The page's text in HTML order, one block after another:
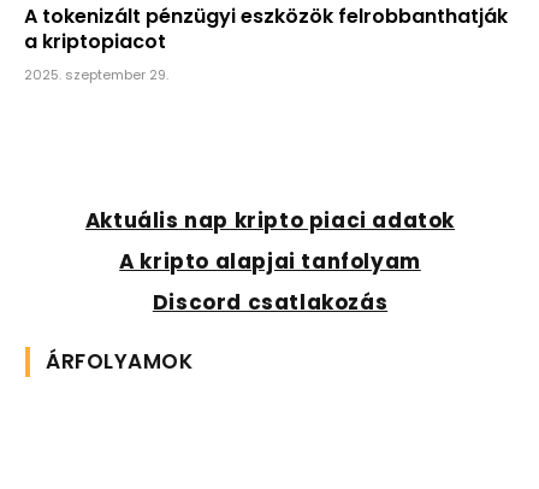
A tokenizált pénzügyi eszközök felrobbanthatják
a kriptopiacot
2025. szeptember 29.
Aktuális nap kripto piaci adatok
A kripto alapjai tanfolyam
Discord csatlakozás
ÁRFOLYAMOK